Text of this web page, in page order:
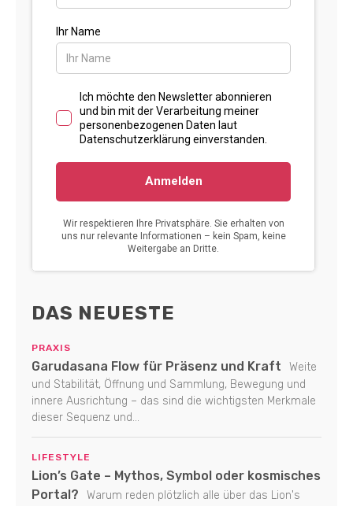
DAS NEUESTE
PRAXIS
Garudasana Flow für Präsenz und Kraft
Weite
und Stabilität, Öffnung und Sammlung, Bewegung und
innere Ausrichtung – das sind die wichtigsten Merkmale
dieser Sequenz und...
LIFESTYLE
Lion’s Gate – Mythos, Symbol oder kosmisches
Portal?
Warum reden plötzlich alle über das Lion's